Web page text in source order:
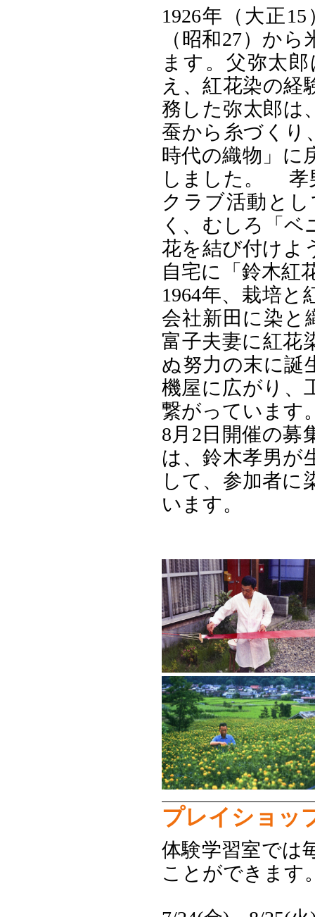
1926年（大正
（昭和27）か
ます。父弥太
え、紅花染の経
務した弥太郎は
蚕から糸づくり
時代の織物」に
しました。 孝
クラブ活動と
く、むしろ「ベ
花を結び付けよ
自宅に「鈴木
1964年、栽培
会社新田に染と
富子夫妻に紅花
ぬ努力の末に誕
機屋に広がり、
繋がっています
8月2日開催の
は、鈴木孝男が
して、参加者に
います。
プレイショッ
体験学習室では
ことができます